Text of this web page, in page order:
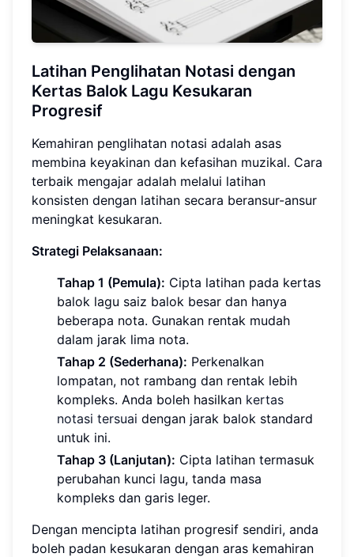
Latihan Penglihatan Notasi dengan
Kertas Balok Lagu Kesukaran
Progresif
Kemahiran penglihatan notasi adalah asas
membina keyakinan dan kefasihan muzikal. Cara
terbaik mengajar adalah melalui latihan
konsisten dengan latihan secara beransur-ansur
meningkat kesukaran.
Strategi Pelaksanaan:
Tahap 1 (Pemula): Cipta latihan pada kertas
balok lagu saiz balok besar dan hanya
beberapa nota. Gunakan rentak mudah
dalam jarak lima nota.
Tahap 2 (Sederhana): Perkenalkan
lompatan, not rambang dan rentak lebih
kompleks. Anda boleh hasilkan kertas
notasi tersuai dengan jarak balok standard
untuk ini.
Tahap 3 (Lanjutan): Cipta latihan termasuk
perubahan kunci lagu, tanda masa
kompleks dan garis leger.
Dengan mencipta latihan progresif sendiri, anda
boleh padan kesukaran dengan aras kemahiran